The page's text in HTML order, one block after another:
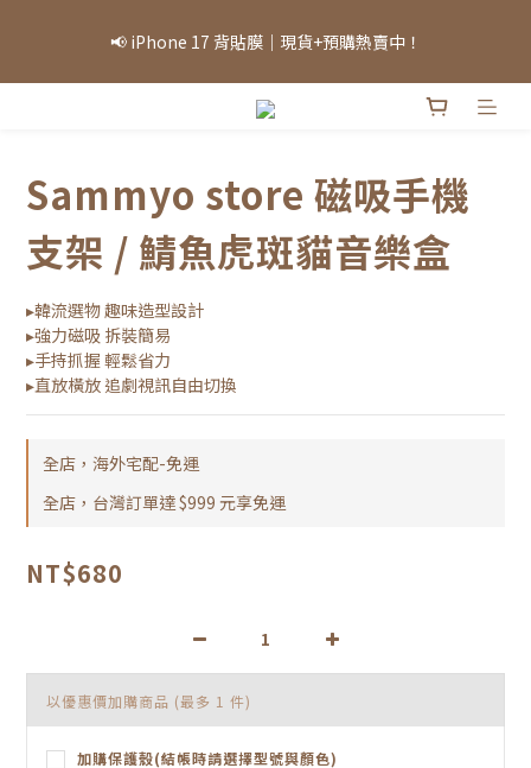
庫存為準，敬請見諒。」
📢 iPhone 17 背貼膜｜現貨+預購熱賣中！
「因部分商品熱銷，部分庫存可能需等候，實際出貨情況將依當日
Sammyo store 磁吸手機
支架 / 鯖魚虎斑貓音樂盒
▸韓流選物 趣味造型設計
▸強力磁吸 拆裝簡易
▸手持抓握 輕鬆省力
▸直放橫放 追劇視訊自由切換
全店，海外宅配-免運
全店，台灣訂單達 $999 元享免運
NT$680
以優惠價加購商品 (最多 1 件)
加購保護殼(結帳時請選擇型號與顏色)